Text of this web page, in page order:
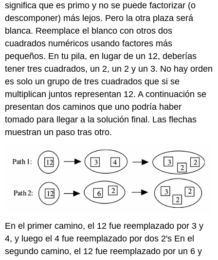
significa que es primo y no se puede factorizar (o
descomponer) más lejos. Pero la otra plaza será
blanca. Reemplace el blanco con otros dos
cuadrados numéricos usando factores más
pequeños. En tu pila, en lugar de un 12, deberías
tener tres cuadrados, un 2, un 2 y un 3. No hay orden
es solo un grupo de tres cuadrados que si se
multiplican juntos representan 12. A continuación se
presentan dos caminos que uno podría haber
tomado para llegar a la solución final. Las flechas
muestran un paso tras otro.
En el primer camino, el 12 fue reemplazado por 3 y
4, y luego el 4 fue reemplazado por dos 2's En el
segundo camino, el 12 fue reemplazado por un 6 y